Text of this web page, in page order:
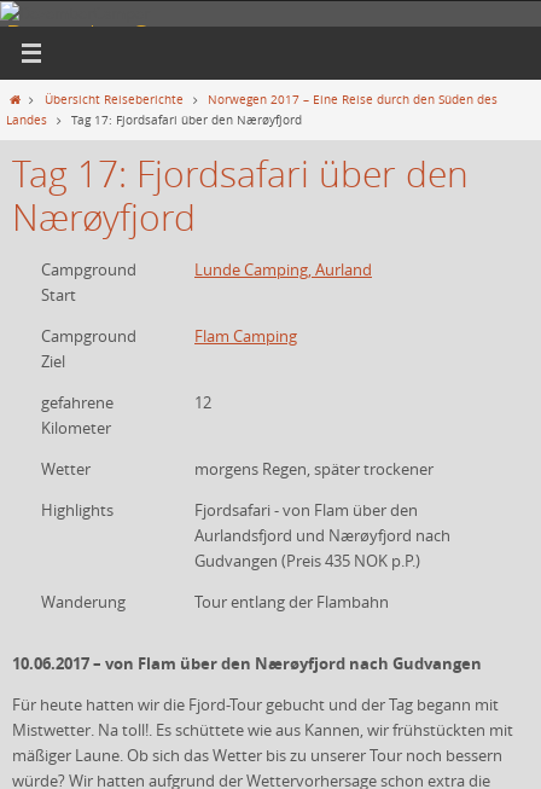
Zum
springen
DezemberCamper
StartÜbersicht Reiseberichte
Norwegen 2017 – Eine Reise durch den Süden des
Landes
Tag 17: Fjordsafari über den Nærøyfjord
Tag 17: Fjordsafari über den
Nærøyfjord
Campground
Start
Lunde Camping, Aurland
Campground
Ziel
Flam Camping
gefahrene
Kilometer
12
Wetter
morgens Regen, später trockener
Highlights
Fjordsafari - von Flam über den
Aurlandsfjord und Nærøyfjord nach
Gudvangen (Preis 435 NOK p.P.)
Wanderung
Tour entlang der Flambahn
10.06.2017 – von Flam über den Nærøyfjord nach Gudvangen
Für heute hatten wir die Fjord-Tour gebucht und der Tag begann mit
Mistwetter. Na toll!. Es schüttete wie aus Kannen, wir frühstückten mit
mäßiger Laune. Ob sich das Wetter bis zu unserer Tour noch bessern
würde? Wir hatten aufgrund der Wettervorhersage schon extra die